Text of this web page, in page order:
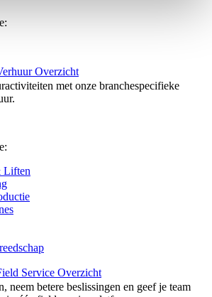
Overzicht
met onze branchespecifieke
Liften
Service Overzicht
neem betere beslissingen en geef je team